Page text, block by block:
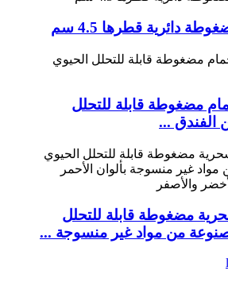
دائرية قطرها 4.5 سم
مضغوطة قابلة للتحلل
الفندق ...
مضغوطة قابلة للتحلل
من مواد غير منسوجة ...